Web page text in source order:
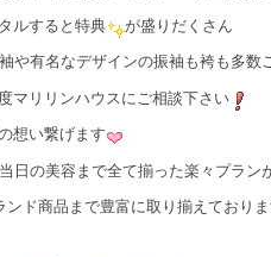
ルすると特典 が盛りだくさん
有名なデザインの振袖も袴も多数
マリリンハウスにご相談下さい
想い繋げます
日の美容まで全て揃った楽々プラン
ド商品まで豊富に取り揃えておりま